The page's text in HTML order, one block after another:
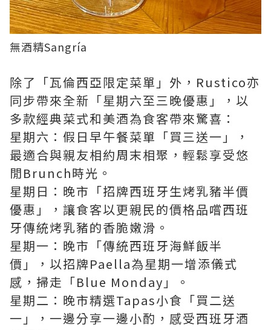
無酒精Sangría
除了「瓦倫西亞限定菜單」外，Rustico亦
同步帶來全新「星期六至三晚優惠」，以
多款經典菜式和美酒為食客帶來驚喜：
星期六：假日早午餐菜單「買三送一」，
最適合與親友相約周末相聚，輕鬆享受悠
閒Brunch時光。
星期日：晚市「招牌西班牙生烤乳豬半價
優惠」，讓食客以更親民的價格品嚐西班
牙傳統烤乳豬的香脆嫩滑。
星期一：晚市「傳統西班牙海鮮飯半
價」，以招牌Paella為星期一增添儀式
感，掃走「Blue Monday」。
星期二：晚市精選Tapas小食「買二送
一」，一邊分享一邊小酌，感受西班牙酒